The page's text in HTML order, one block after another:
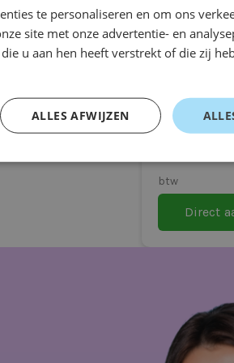
CUPRA
1.5 eTSI
Automaat
Vanaf
btw
Direct
te personaliseren en om ons
site met onze advertentie- en
u aan hen heeft verstrekt of die zij
ALLES AFWIJZEN